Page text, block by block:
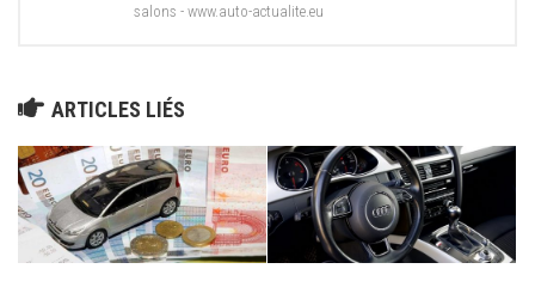
salons - www.auto-actualite.eu
ARTICLES LIÉS